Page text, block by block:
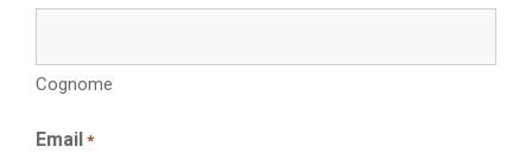
Cognome
Email *